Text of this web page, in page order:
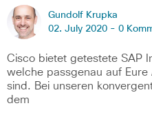
Gundolf Krupka
02. July 2020 - 0
Cisco bietet getestete SAP
welche passgenau auf
sind. Bei unseren
dem